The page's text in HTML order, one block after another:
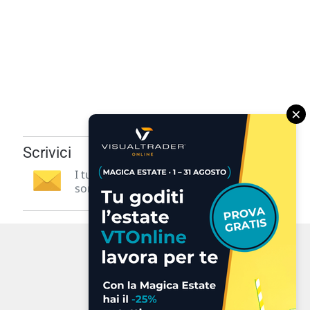
Scrivici
I tuoi suggerimenti per noi
sono preziosi e molto utili! »
×